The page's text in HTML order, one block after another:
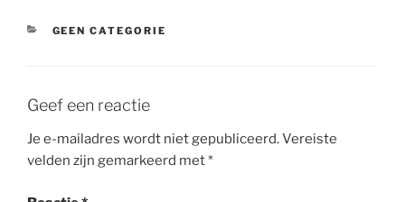
CATEGORIEËN
GEEN CATEGORIE
Geef een reactie
Je e-mailadres wordt niet gepubliceerd.Vereiste
velden zijn gemarkeerd met*